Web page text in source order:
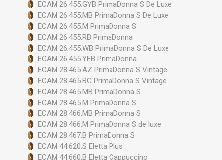
ECAM 26.455.GYB PrimaDonna S De Luxe
ECAM 26.455.MB PrimaDonna S De Luxe
ECAM 26.455.M PrimaDonna S
ECAM 26.455.RB PrimaDonna
ECAM 26.455.WB PrimaDonna S De Luxe
ECAM 26.455.YEB PrimaDonna
ECAM 28.465.AZ PrimaDonna S Vintage
ECAM 28.465.BG PrimaDonna S Vintage
ECAM 28.465.MB PrimaDonna S
ECAM 28.465.M PrimaDonna S
ECAM 28.466.MB PrimaDonna S
ECAM 28.466.M PrimaDonna S de luxe
ECAM 28.467.B PrimaDonna S
ECAM 44.620.S Eletta Plus
ECAM 44.660.B Eletta Cappuccino